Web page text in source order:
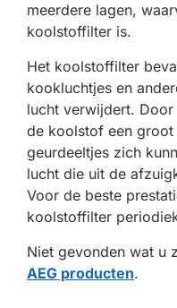
meerdere lagen,
koolstoffilter is.
Het koolstoffilter
kookluchtjes en
lucht verwijdert.
de koolstof een
geurdeeltjes zich
lucht die uit de
Voor de beste
koolstoffilter
Niet gevonden wat u
AEG producten.